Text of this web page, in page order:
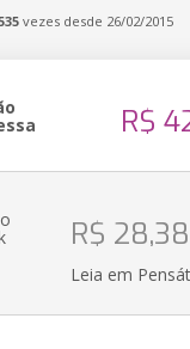
vezes desde 26/02/2015
R$
R$ 28,38
Leia em